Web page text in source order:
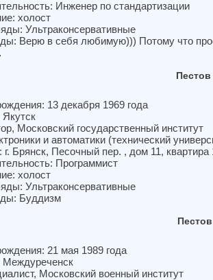
Инженер по стандартизации
холост
Ультраконсервативные
Верю в себя любимую))) Потому что
13 декабря 1969 года
Якутск
Московский государственный институт
и автоматики (технический
Брянск, Песочный пер. , дом 11, квартира
Программист
холост
Ультраконсервативные
Буддизм
21 мая 1989 года
Междуреченск
Московский военный институт